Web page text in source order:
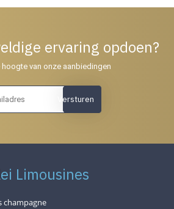
ervaring opdoen?
van onze aanbiedingen
Versturen
Limousines
champagne